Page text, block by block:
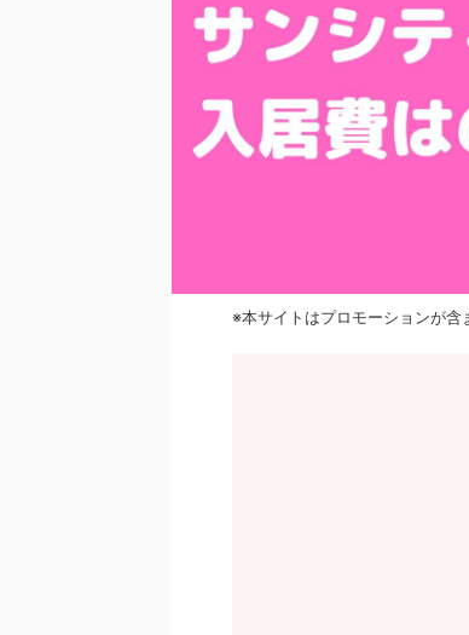
※本サイトはプロモーションが含